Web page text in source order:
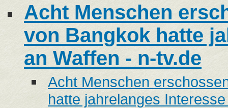
Acht Menschen
von Bangkok hatte
an Waffen - n-tv.de
Acht Menschen
hatte jahrelanges